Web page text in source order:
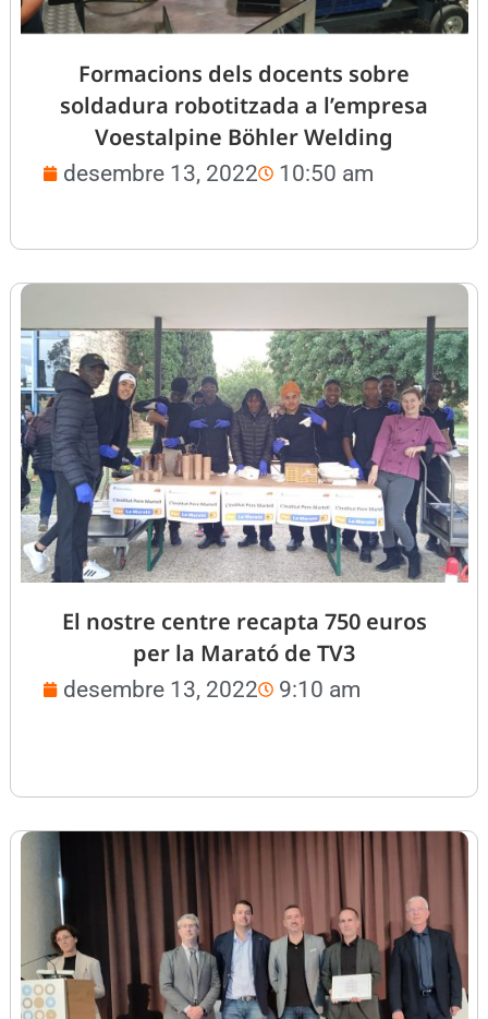
Formacions dels docents sobre
soldadura robotitzada a l’empresa
Voestalpine Böhler Welding
desembre 13, 2022 10:50 am
El nostre centre recapta 750 euros
per la Marató de TV3
desembre 13, 2022 9:10 am